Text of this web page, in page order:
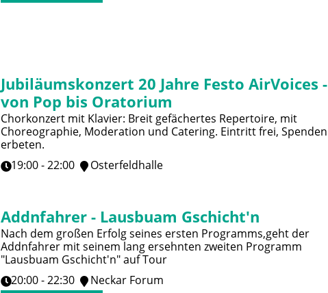
Jubiläumskonzert 20 Jahre Festo AirVoices -
von Pop bis Oratorium
Chorkonzert mit Klavier: Breit gefächertes Repertoire, mit
Choreographie, Moderation und Catering. Eintritt frei, Spenden
erbeten.
19:00 - 22:00
Osterfeldhalle
Addnfahrer - Lausbuam Gschicht'n
Nach dem großen Erfolg seines ersten Programms,geht der
Addnfahrer mit seinem lang ersehnten zweiten Programm
"Lausbuam Gschicht'n" auf Tour
20:00 - 22:30
Neckar Forum